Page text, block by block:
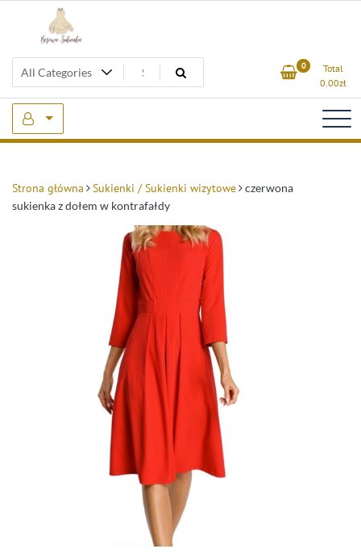
Beżowa Sukienka 0
Total
0.00zł
Strona główna Sukienki / Sukienki wizytowe
czerwona
sukienka z dołem w kontrafałdy